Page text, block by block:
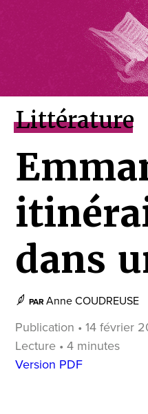
Littérature
dans
PAR Anne COUDREUSE
Publication • 14 février
Lecture • 4 minutes
Version PDF